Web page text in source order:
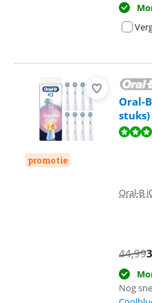
promotie
Oral-
stuks)
Beoordeling is 9,2 van de 10,
Oral-B
44,99
Nog